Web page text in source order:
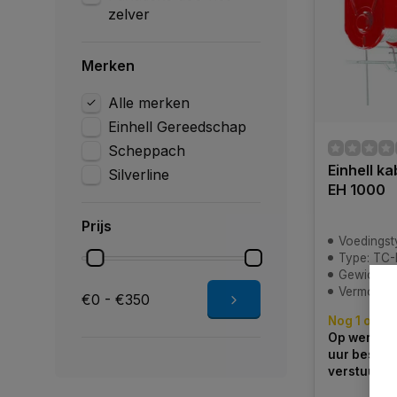
zelver
Merken
Alle merken
Einhell Gereedschap
Scheppach
Silverline
Prijs
€0 - €350
Einhell
EH 1000
Type: TC-
Gewicht:
Nog 1 op
Op
uur
verstuurd